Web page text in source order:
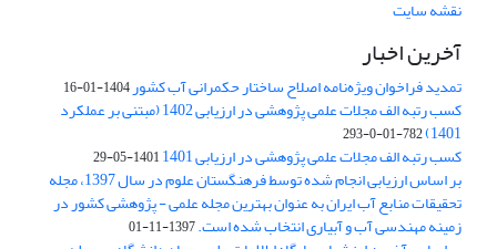
نقشه سایت
آخرین اخبار
تمدید فراخوان ویژه‌نامه اصلاح ساختار حکمرانی آب کشور1404-01-16
کسب رتبه الف مجلات علمی پژوهشی در ارزیابی 1402 (مبتنی بر عملکرد
1401)
782-01-0-293
کسب رتبه الف مجلات علمی پژوهشی در ارزیابی 1401 1401-05-29
بر اساس ارزیابی انجام شده توسط فرهنگستان علوم در سال 1397، مجله
تحقیقات منابع آب ایران به عنوان بهترین مجله علمی - پژوهشی کشور در
زمینه مهندسی آب و آبیاری انتخاب شده است.1397-11-01